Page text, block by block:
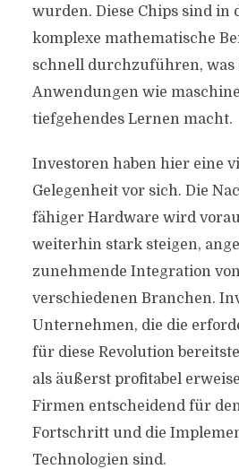
wurden. Diese Chips sind in
komplexe mathematische
schnell durchzuführen, was
Anwendungen wie
tiefgehendes Lernen macht.
Investoren haben hier eine
Gelegenheit vor sich. Die
fähiger Hardware wird
weiterhin stark steigen,
zunehmende Integration
verschiedenen Branchen.
Unternehmen, die die
für diese Revolution
als äußerst profitabel
Firmen entscheidend für
Fortschritt und die
Technologien sind.